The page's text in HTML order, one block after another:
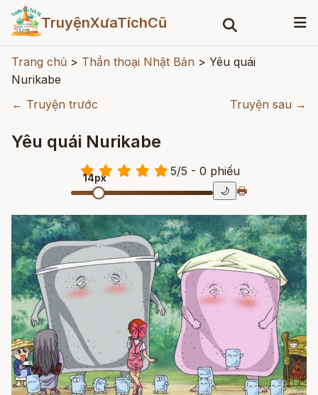
TruyệnXưaTíchCũ
Trang chủ > Thần thoại Nhật Bản > Yêu quái
Nurikabe
← Truyện trước
Truyện sau →
Yêu quái Nurikabe
5/5 - 0 phiếu
14px
🌙 🖶